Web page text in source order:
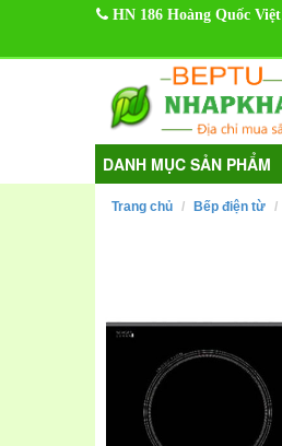
HN 186 Hoàng Quốc Việt
DANH MỤC SẢN PHẨM
Trang chủ Bếp điện từ